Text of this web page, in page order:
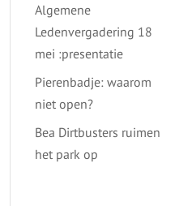
Algemene
Ledenvergadering 18
mei :presentatie
Pierenbadje: waarom
niet open?
Bea Dirtbusters ruimen
het park op